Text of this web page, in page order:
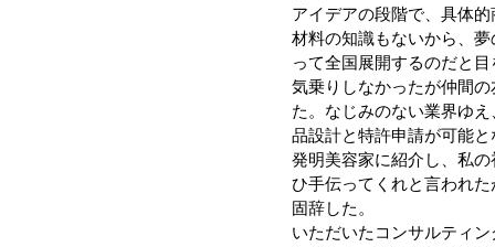
アイデアの段階で、具体
材料の知識もないから、
って全国展開するのだと
気乗りしなかったが仲間
た。なじみのない業界ゆ
品設計と特許申請が可能
発明美容家に紹介し、私
ひ手伝ってくれと言われ
固辞した。
いただいたコンサルティ